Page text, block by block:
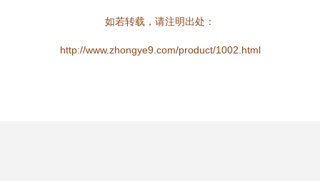
如若转载，请注明出处：
http://www.zhongye9.com/product/1002.html